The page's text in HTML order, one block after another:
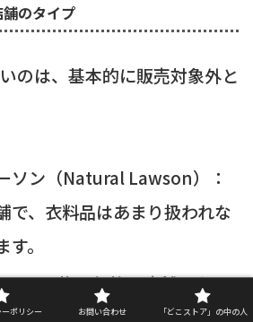
のタイプ
のは、基本的に販売対象外と
ソン（Natural Lawson）：
で、衣料品はあまり扱われな
。
100：均一価格の店舗であ
ション商品のような比較的高
ポリシー お問い合わせ 「どこストア」の中の人